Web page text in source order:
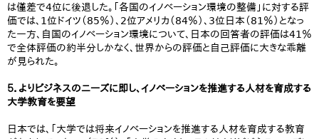
は僅差で4位に後退した。「各国のイノベーション環境の整備」に対する評
価では、1位ドイツ（85％）、2位アメリカ（84％）、3位日本（81％）となっ
た一方、自国のイノベーション環境について、日本の回答者の評価は41％
で全体評価の約半分しかなく、世界からの評価と自己評価に大きな乖離
が見られた。
５．よりビジネスのニーズに即し、イノベーションを推進する人材を育成する
大学教育を要望
日本では、「大学では将来イノベーションを推進する人材を育成する教育